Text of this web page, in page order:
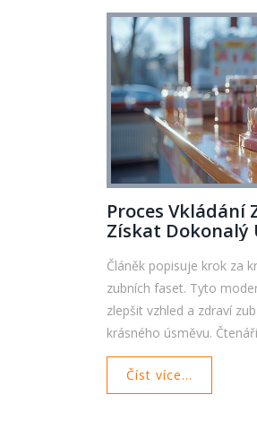
Proces Vkládání
Získat Dokonalý
Článěk popisuje krok za
zubních faset. Tyto
zlepšit vzhled a zdraví
krásného úsměvu.
výběru materiálu,
péči po zákroku.
Číst více...